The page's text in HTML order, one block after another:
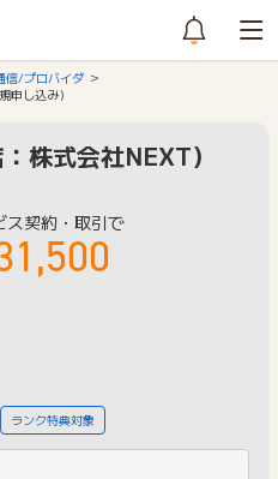
信/プロバイダ
し込み）
株式会社NEXT）
ス契約・取引で
ランク特典対象